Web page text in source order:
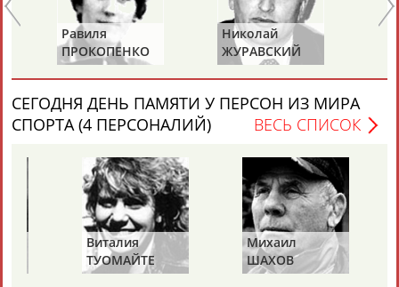
АБДУЛАЕВ
Тагир
АБДУЛАЕВ
Камиль
АБДУЛАЗИЗОВ
Загалав
АБДУЛБЕКОВ
Камалудин
АБДУЛДАУДОВ
Абдула
АБДУЛЖАЛИЛОВ
Магомед
АБДУЛКАГИРОВ
Назир
АБДУЛЛАЕВ
24 персон из 13181
ЕЩЁ ПЕРСОНЫ
Равиля
ПРОКОПЕНКО
(САЛИМОВА)
Николай
ЖУРАВСКИЙ
СЕГОДНЯ ДЕНЬ ПАМЯТИ У ПЕРСОН ИЗ МИРА
СПОРТА (4 ПЕРСОНАЛИЙ)
ВЕСЬ СПИСОК
Виталия
ТУОМАЙТЕ
Михаил
ШАХОВ